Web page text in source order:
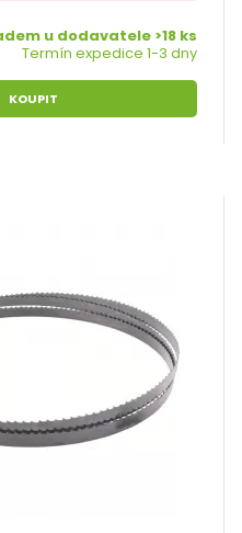
u dodavatele >18 ks
Termín expedice 1-3 dny
KOUPIT